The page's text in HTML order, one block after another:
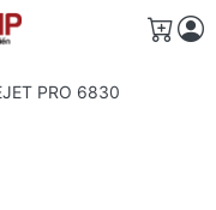
Giỏ
PRO 6830